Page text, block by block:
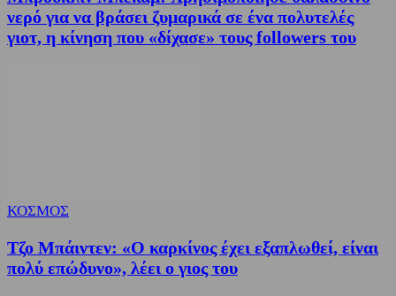
νερό για να βράσει ζυμαρικά σε ένα πολυτελές
γιοτ, η κίνηση που «δίχασε» τους followers του
ΚΟΣΜΟΣ
Τζο Μπάιντεν: «Ο καρκίνος έχει εξαπλωθεί, είναι
πολύ επώδυνο», λέει ο γιος του